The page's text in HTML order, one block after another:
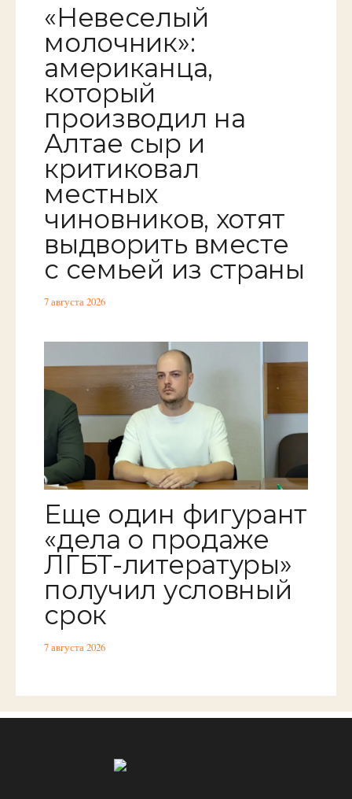
«Невеселый
молочник»:
американца,
который
производил на
Алтае сыр и
критиковал
местных
чиновников, хотят
выдворить вместе
с семьей из страны
7 августа 2026
Еще один фигурант
«дела о продаже
ЛГБТ-литературы»
получил условный
срок
7 августа 2026